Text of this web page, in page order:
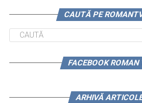
CAUTĂ PE
FACEBOOK
ARHIVĂ